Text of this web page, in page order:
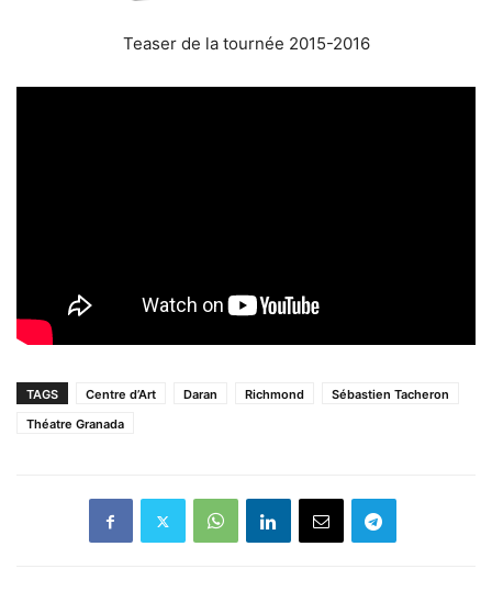
Teaser de la tournée 2015-2016
TAGS Centre d’Art Daran Richmond
Sébastien Tacheron
Théatre Granada